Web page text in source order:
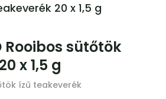
20 x 1,5 g
Rooibos sütőtök
x 1,5 g
ízű teakeverék